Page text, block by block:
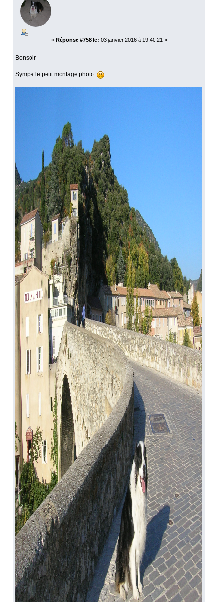
« Réponse #758 le: 03 janvier 2016 à 19:40:21 »
Bonsoir
Sympa le petit montage photo